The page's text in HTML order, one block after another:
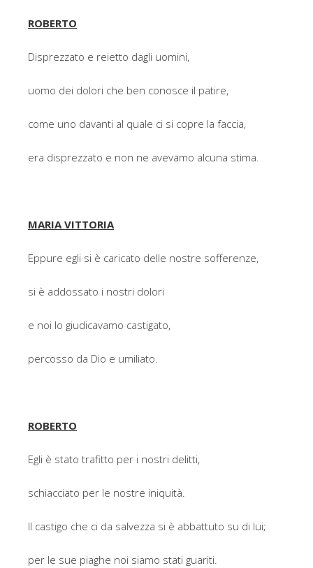
ROBERTO
Disprezzato e reietto dagli uomini,
uomo dei dolori che ben conosce il patire,
come uno davanti al quale ci si copre la faccia,
era disprezzato e non ne avevamo alcuna stima.
MARIA VITTORIA
Eppure egli si è caricato delle nostre sofferenze,
si è addossato i nostri dolori
e noi lo giudicavamo castigato,
percosso da Dio e umiliato.
ROBERTO
Egli è stato trafitto per i nostri delitti,
schiacciato per le nostre iniquità.
Il castigo che ci da salvezza si è abbattuto su di lui;
per le sue piaghe noi siamo stati guariti.